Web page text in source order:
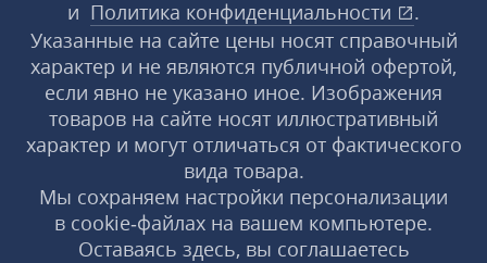
и Политика конфиденциальности
.
Указанные на сайте цены носят справочный
характер и не являются публичной офертой,
если явно не указано иное. Изображения
товаров на сайте носят иллюстративный
характер и могут отличаться от фактического
вида товара.
Мы сохраняем настройки персонализации
в cookie‑файлах на вашем компьютере.
Оставаясь здесь, вы соглашаетесь